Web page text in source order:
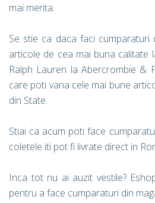
mai merita.
Se stie ca daca faci cumparaturi
articole de cea mai buna calitate
Ralph Lauren la Abercrombie &
care poti vana cele mai bune
din State.
Stiai ca acum poti face
coletele iti pot fi livrate direct in
Inca tot nu ai auzit vestile?
pentru a face cumparaturi din